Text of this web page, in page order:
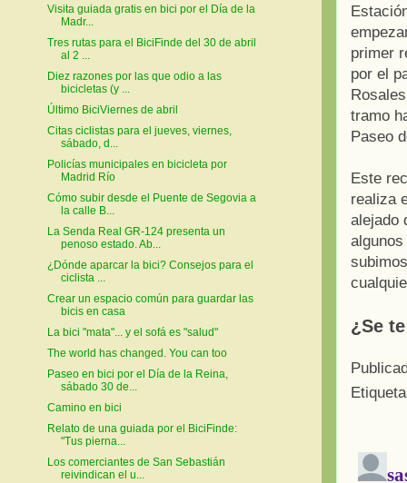
primer
por el
tramo
Paseo
Este
realiza
alejado
¿Se
Visita guiada gratis en bici por el Día de la
Madr...
Tres rutas para el BiciFinde del 30 de abril
al 2 ...
Diez razones por las que odio a las
bicicletas (y ...
Último BiciViernes de abril
Citas ciclistas para el jueves, viernes,
sábado, d...
Policías municipales en bicicleta por
Madrid Río
Cómo subir desde el Puente de Segovia a
la calle B...
La Senda Real GR-124 presenta un
penoso estado. Ab...
¿Dónde aparcar la bici? Consejos para el
ciclista ...
Crear un espacio común para guardar las
bicis en casa
La bici "mata"... y el sofá es "salud"
The world has changed. You can too
Paseo en bici por el Día de la Reina,
sábado 30 de...
Camino en bici
Relato de una guiada por el BiciFinde:
"Tus pierna...
Los comerciantes de San Sebastián
reivindican el u...